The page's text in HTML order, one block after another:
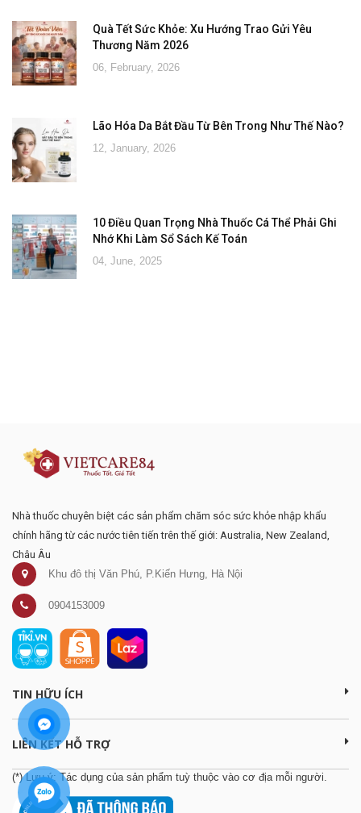
Quà Tết Sức Khỏe: Xu Hướng Trao Gửi Yêu
Thương Năm 2026
06, February, 2026
Lão Hóa Da Bắt Đầu Từ Bên Trong Như Thế Nào?
12, January, 2026
10 Điều Quan Trọng Nhà Thuốc Cá Thể Phải Ghi
Nhớ Khi Làm Sổ Sách Kế Toán
04, June, 2025
Nhà thuốc chuyên biệt các sản phẩm chăm sóc sức khỏe nhập khẩu
chính hãng từ các nước tiên tiến trên thế giới: Australia, New Zealand,
Châu Âu
Khu đô thị Văn Phú, P.Kiến Hưng, Hà Nội
0904153009
TIN HỮU ÍCH
LIÊN KẾT HỖ TRỢ
(*) Lưu ý: Tác dụng của sản phẩm tuỳ thuộc vào cơ địa mỗi người.